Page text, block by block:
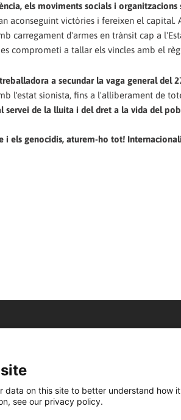
els moviments socials i
aconseguint victòries i fereixen el
carregament d'armes en trànsit cap a
comprometi a tallar els vincles amb el
a secundar la vaga general del
l'estat sionista, fins a l'alliberament de
servei de la lluita i del dret a la vida del
i els genocidis, aturem-ho tot!
data on this site to better understand how
see our privacy policy.